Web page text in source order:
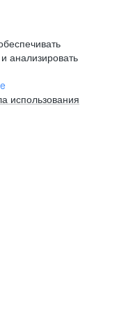
анализировать
использования